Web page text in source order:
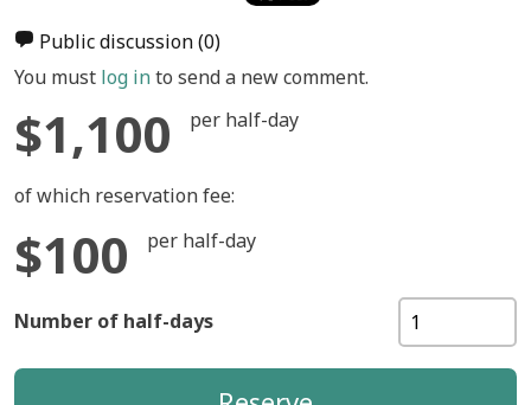
Public discussion(0)
You must log into send a new comment.
$1,100 per half-day
of which reservation fee:
$100 per half-day
Number of half-days